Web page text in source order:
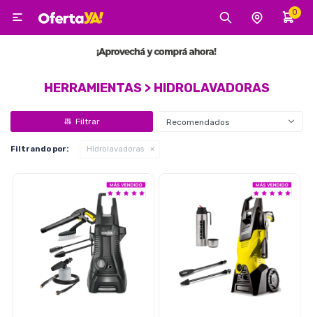
0

HERRAMIENTAS > HIDROLAVADORAS
Recomendados
Filtrando por: Hidrolavadoras
MI CUENTA
Tecnología
Tv, Audio y Video
Tecnología
Gaming